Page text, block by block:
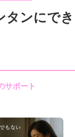
ンにでき
サポート